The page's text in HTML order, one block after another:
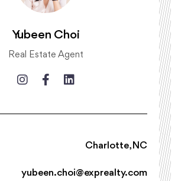
Yubeen Choi
Real Estate Agent
Charlotte, NC
yubeen.choi@exprealty.com